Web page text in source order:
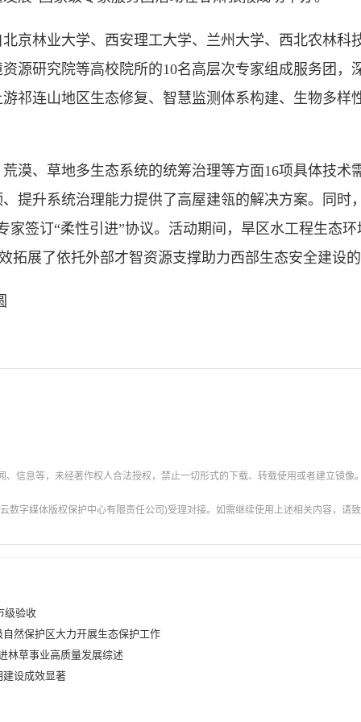
林业大学、西安理工大学、兰州大学、西北农林科
源研究院等高校院所的10名高层次专家组成服务团，
祁连山地区生态修复、智慧监测体系构建、生物多样
、草地多生态系统的统筹治理等方面16项具体技术
提升系统治理能力提供了高屋建瓴的解决方案。同时
家签订“柔性引进”协议。活动期间，旱区水工程生态
拓展了依托外部才智资源支撑助力西部生态安全建设
信息等，未经著作权人合法授权，禁止一切形式的下载、转载使用或者建立镜像
数字媒体版权保护中心有限责任公司)受理对接。如需继续使用上述相关内容，请
级验收
然保护区大力开展生态保护工作
林草事业高质量发展综述
建设成效显著